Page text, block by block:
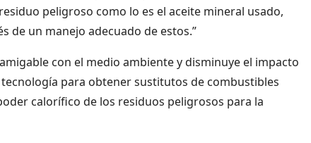
peligroso como lo es el aceite mineral usado,
de un manejo adecuado de estos.”
con el medio ambiente y disminuye el impacto
para obtener sustitutos de combustibles
calorífico de los residuos peligrosos para la